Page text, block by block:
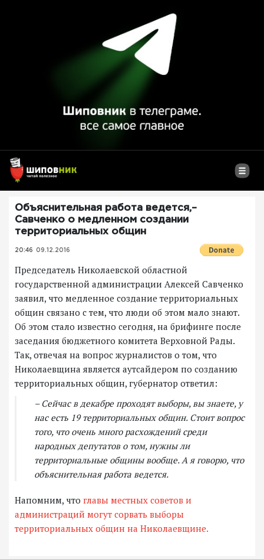
Объяснительная работа ведется,–
Савченко о медленном создании
территориальных общин
20:46 09.12.2016
Председатель Николаевской областной
государственной администрации Алексей Савченко
заявил, что медленное создание территориальных
общин связано с тем, что люди об этом мало знают.
Об этом стало известно сегодня, на брифинге после
заседания бюджетного комитета Верховной Рады.
Так, отвечая на вопрос журналистов о том, что
Николаевщина является аутсайдером по созданию
территориальных общин, губернатор ответил:
– Сейчас в декабре проходят выборы, вы знаете, у
нас есть 19 территориальных общин. Стоит вопрос
того, что очень много расхождений среди
народных депутатов о том, нужны ли
территориальные общины вообще. А я говорю, что
объяснительная работа ведется.
Напомним, что главы местных советов и
администраций могут сорвать выборы
территориальных общин на Николаевщине.